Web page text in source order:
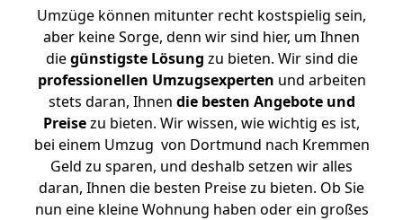
Umzüge können mitunter recht kostspielig sein,
aber keine Sorge, denn wir sind hier, um Ihnen
diegünstigste Lösung zu bieten. Wir sind die
professionellen Umzugsexperten und arbeiten
stets daran, Ihnen die besten Angebote und
Preisezu bieten. Wir wissen, wie wichtig es ist,
bei einem Umzug von Dortmund nach Kremmen
Geld zu sparen, und deshalb setzen wir alles
daran, Ihnen die besten Preise zu bieten. Ob Sie
nun eine kleine Wohnung haben oder ein großes